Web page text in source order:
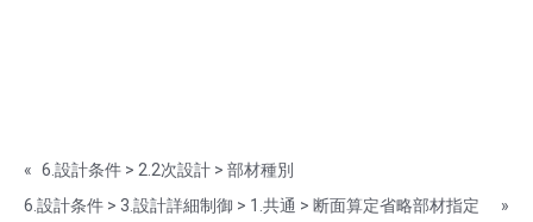
« 6.設計条件 > 2.2次設計 > 部材種別
6.設計条件 > 3.設計詳細制御 > 1.共通 > 断面算定省略部材指定
»